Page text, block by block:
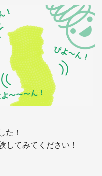
た！
してみてください！